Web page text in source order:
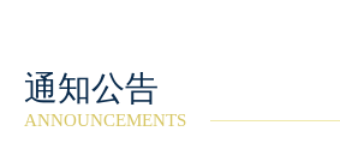
通知公告
ANNOUNCEMENTS